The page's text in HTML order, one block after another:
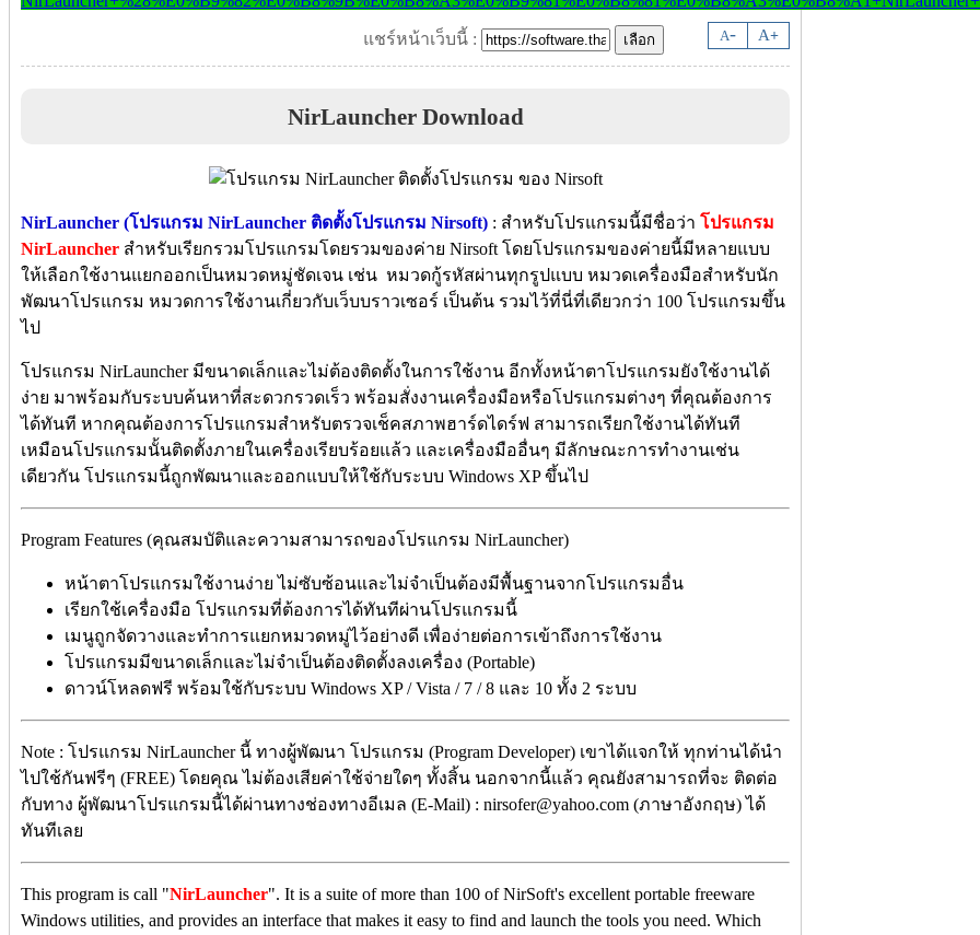
A- A+
แชร์หน้าเว็บนี้ :
NirLauncher Download
NirLauncher (โปรแกรม NirLauncher ติดตั้งโปรแกรม Nirsoft) : สำหรับโปรแกรมนี้มีชื่อว่า โปรแกรม
NirLauncher สำหรับเรียกรวมโปรแกรมโดยรวมของค่าย Nirsoft โดยโปรแกรมของค่ายนี้มีหลายแบบ
ให้เลือกใช้งานแยกออกเป็นหมวดหมู่ชัดเจน เช่น หมวดกู้รหัสผ่านทุกรูปแบบ หมวดเครื่องมือสำหรับนัก
พัฒนาโปรแกรม หมวดการใช้งานเกี่ยวกับเว็บบราวเซอร์ เป็นต้น รวมไว้ที่นี่ที่เดียวกว่า 100 โปรแกรมขึ้น
ไป
โปรแกรม NirLauncher มีขนาดเล็กและไม่ต้องติดตั้งในการใช้งาน อีกทั้งหน้าตาโปรแกรมยังใช้งานได้
ง่าย มาพร้อมกับระบบค้นหาที่สะดวกรวดเร็ว พร้อมสั่งงานเครื่องมือหรือโปรแกรมต่างๆ ที่คุณต้องการ
ได้ทันที หากคุณต้องการโปรแกรมสำหรับตรวจเช็คสภาพฮาร์ดไดร์ฟ สามารถเรียกใช้งานได้ทันที
เหมือนโปรแกรมนั้นติดตั้งภายในเครื่องเรียบร้อยแล้ว และเครื่องมืออื่นๆ มีลักษณะการทำงานเช่น
เดียวกัน โปรแกรมนี้ถูกพัฒนาและออกแบบให้ใช้กับระบบ Windows XP ขึ้นไป
Program Features (คุณสมบัติและความสามารถของโปรแกรม NirLauncher)
หน้าตาโปรแกรมใช้งานง่าย ไม่ซับซ้อนและไม่จำเป็นต้องมีพื้นฐานจากโปรแกรมอื่น
เรียกใช้เครื่องมือ โปรแกรมที่ต้องการได้ทันทีผ่านโปรแกรมนี้
เมนูถูกจัดวางและทำการแยกหมวดหมู่ไว้อย่างดี เพื่อง่ายต่อการเข้าถึงการใช้งาน
โปรแกรมมีขนาดเล็กและไม่จำเป็นต้องติดตั้งลงเครื่อง (Portable)
ดาวน์โหลดฟรี พร้อมใช้กับระบบ Windows XP / Vista / 7 / 8 และ 10 ทั้ง 2 ระบบ
Note : โปรแกรม NirLauncher นี้ ทางผู้พัฒนา โปรแกรม (Program Developer) เขาได้แจกให้ ทุกท่านได้นำ
ไปใช้กันฟรีๆ (FREE) โดยคุณ ไม่ต้องเสียค่าใช้จ่ายใดๆ ทั้งสิ้น นอกจากนี้แล้ว คุณยังสามารถที่จะ ติดต่อ
กับทาง ผู้พัฒนาโปรแกรมนี้ได้ผ่านทางช่องทางอีเมล (E-Mail) : nirsofer@yahoo.com (ภาษาอังกฤษ) ได้
ทันทีเลย
This program is call "NirLauncher". It is a suite of more than 100 of NirSoft's excellent portable freeware
Windows utilities, and provides an interface that makes it easy to find and launch the tools you need. Which